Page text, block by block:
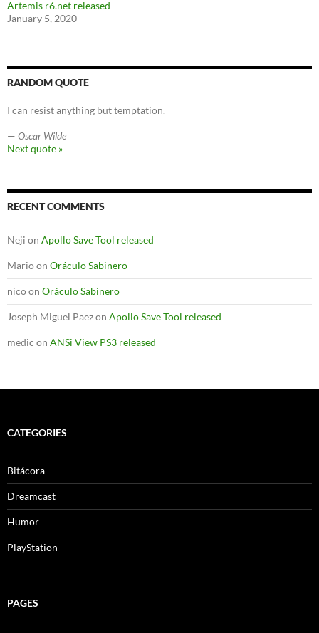
Artemis r6.net released
January 5, 2020
RANDOM QUOTE
I can resist anything but temptation.
— Oscar Wilde
Next quote »
RECENT COMMENTS
Neji on Apollo Save Tool released
Marioon Oráculo Sabinero
nicoon Oráculo Sabinero
Joseph Miguel Paezon Apollo Save Tool released
medic on ANSi View PS3 released
CATEGORIES
Bitácora
Dreamcast
Humor
PlayStation
PAGES